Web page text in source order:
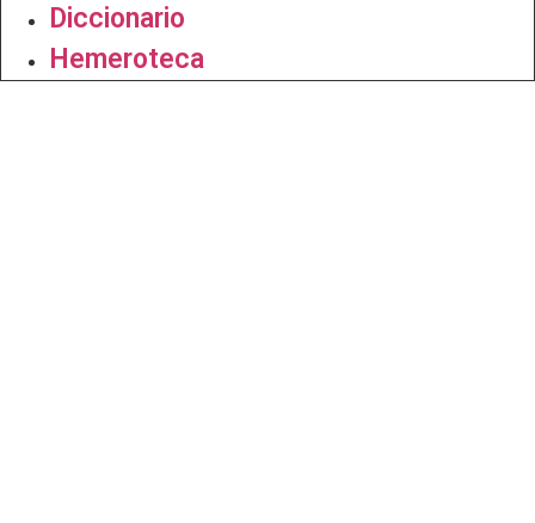
Diccionario
Hemeroteca